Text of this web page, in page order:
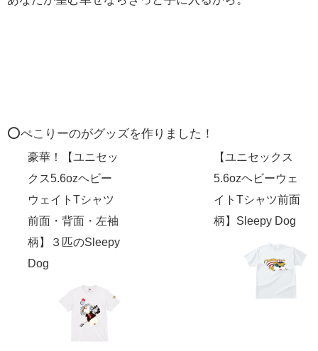
⭕️ぺこりーのがグッズを作りました！
豪華！【ユニセッ
クス5.6ozヘビー
ウェイトTシャツ
前面・背面・左袖
柄】３匹のSleepy
Dog
【ユニセックス
5.6ozヘビーウェ
イトTシャツ前面
柄】Sleepy Dog